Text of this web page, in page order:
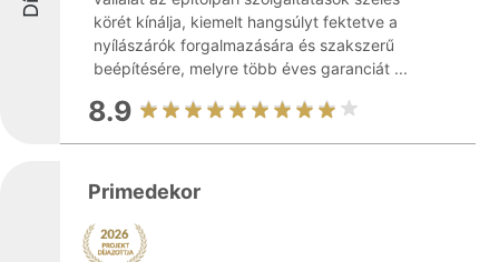
körét kínálja, kiemelt hangsúlyt fektetve a
nyílászárók forgalmazására és szakszerű
beépítésére, melyre több éves garanciát ...
8.9
Primedekor